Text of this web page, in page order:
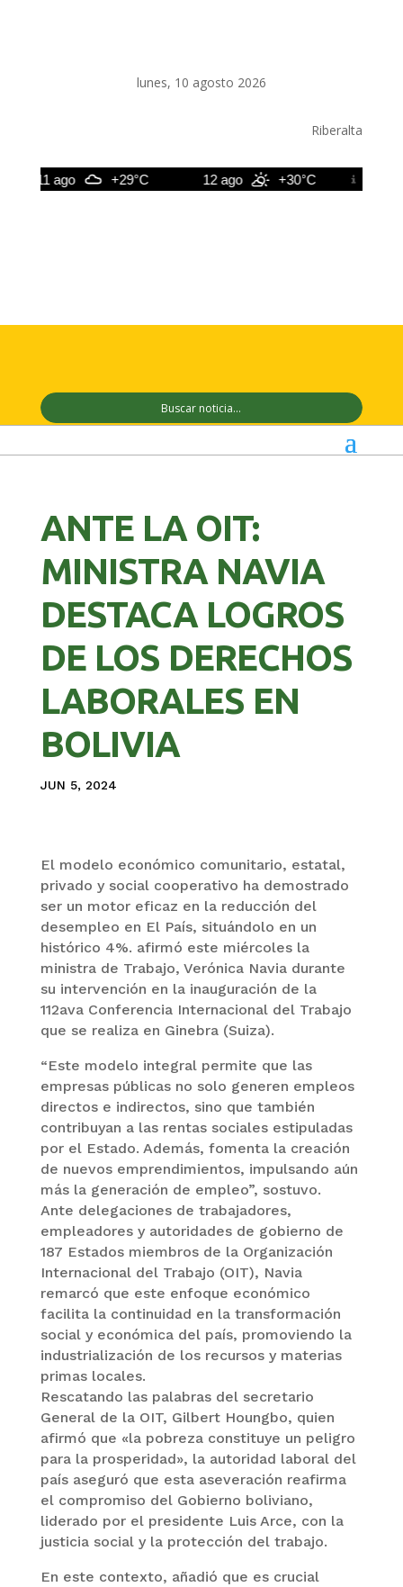
lunes, 10 agosto 2026
Riberalta
11 ago +29°C 12 ago +30°C 13 ago
ANTE LA OIT:
MINISTRA NAVIA
DESTACA LOGROS
DE LOS DERECHOS
LABORALES EN
BOLIVIA
JUN 5, 2024
El modelo económico comunitario, estatal,
privado y social cooperativo ha demostrado
ser un motor eficaz en la reducción del
desempleo en El País, situándolo en un
histórico 4%. afirmó este miércoles la
ministra de Trabajo, Verónica Navia durante
su intervención en la inauguración de la
112ava Conferencia Internacional del Trabajo
que se realiza en Ginebra (Suiza).
“Este modelo integral permite que las
empresas públicas no solo generen empleos
directos e indirectos, sino que también
contribuyan a las rentas sociales estipuladas
por el Estado. Además, fomenta la creación
de nuevos emprendimientos, impulsando aún
más la generación de empleo”, sostuvo.
Ante delegaciones de trabajadores,
empleadores y autoridades de gobierno de
187 Estados miembros de la Organización
Internacional del Trabajo (OIT), Navia
remarcó que este enfoque económico
facilita la continuidad en la transformación
social y económica del país, promoviendo la
industrialización de los recursos y materias
primas locales.
Rescatando las palabras del secretario
General de la OIT, Gilbert Houngbo, quien
afirmó que «la pobreza constituye un peligro
para la prosperidad», la autoridad laboral del
país aseguró que esta aseveración reafirma
el compromiso del Gobierno boliviano,
liderado por el presidente Luis Arce, con la
justicia social y la protección del trabajo.
En este contexto, añadió que es crucial